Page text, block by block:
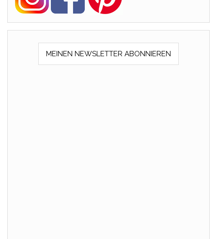
MEINEN NEWSLETTER ABONNIEREN